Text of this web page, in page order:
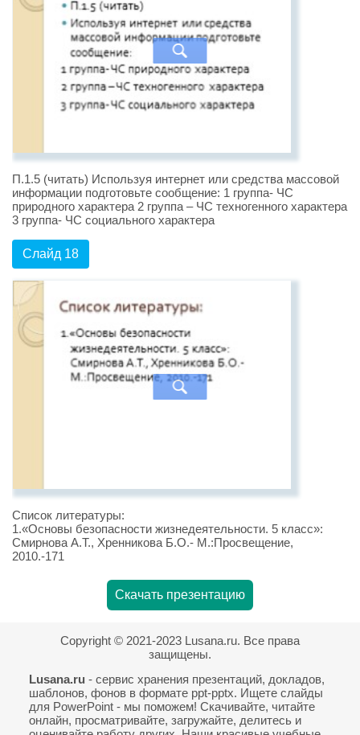
П.1.5 (читать) Используя интернет или средства массовой
информации подготовьте сообщение: 1 группа- ЧС
природного характера 2 группа – ЧС техногенного характера
3 группа- ЧС социального характера
Слайд 18
Список литературы:
1.«Основы безопасности жизнедеятельности. 5 класс»:
Смирнова А.Т., Хренникова Б.О.- М.:Просвещение,
2010.-171
Скачать презентацию
Copyright © 2021-2023 Lusana.ru. Все права
защищены.
Lusana.ru - сервис хранения презентаций, докладов,
шаблонов, фонов в формате ppt-pptx. Ищете слайды
для PowerPoint - мы поможем! Скачивайте, читайте
онлайн, просматривайте, загружайте, делитесь и